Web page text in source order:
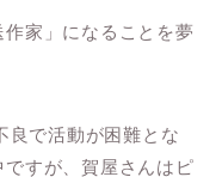
家」になることを夢
良で活動が困難とな
すが、賀屋さんはピ